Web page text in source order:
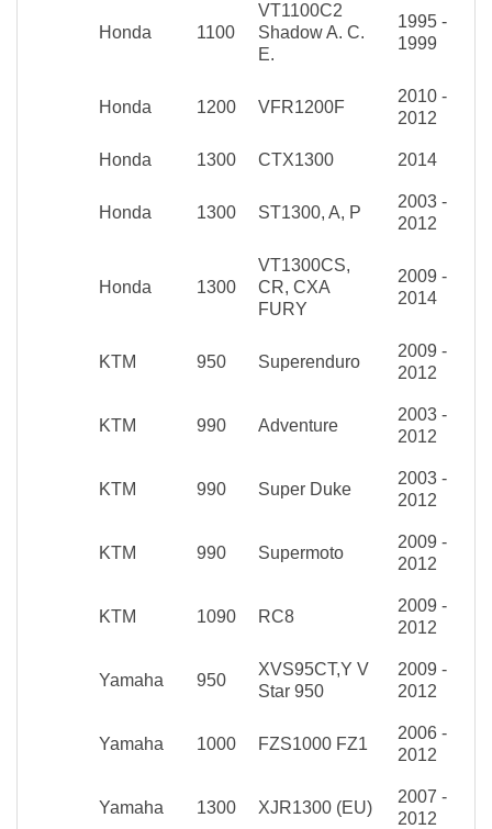
Honda 1100
VT1100C2
Shadow A. C.
E.
1995 -
1999
Honda 1200 VFR1200F
2010 -
2012
Honda 1300 CTX1300 2014
Honda 1300 ST1300, A, P
2003 -
2012
Honda 1300
VT1300CS,
CR, CXA
FURY
2009 -
2014
KTM 950 Superenduro
2009 -
2012
KTM 990 Adventure
2003 -
2012
KTM 990 Super Duke
2003 -
2012
KTM 990 Supermoto
2009 -
2012
KTM 1090 RC8
2009 -
2012
Yamaha 950
XVS95CT,Y V
Star 950
2009 -
2012
Yamaha 1000 FZS1000 FZ1
2006 -
2012
Yamaha 1300 XJR1300 (EU)
2007 -
2012